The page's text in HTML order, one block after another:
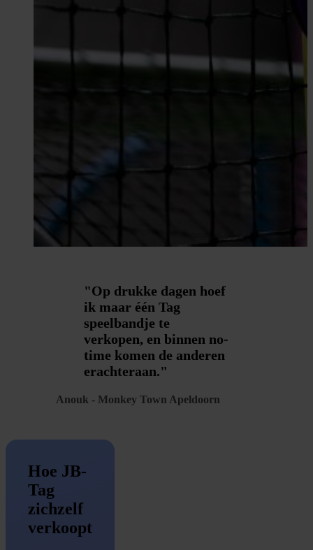
"Op drukke dagen hoef
ik maar één Tag
speelbandje te
verkopen, en binnen no-
time komen de anderen
erachteraan."
Anouk - Monkey Town Apeldoorn
Hoe JB-
Tag
zichzelf
verkoopt